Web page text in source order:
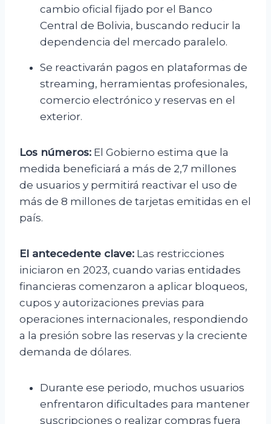
cambio oficial fijado por el Banco
Central de Bolivia, buscando reducir la
dependencia del mercado paralelo.
Se reactivarán pagos en plataformas de
streaming, herramientas profesionales,
comercio electrónico y reservas en el
exterior.
Los números: El Gobierno estima que la
medida beneficiará a más de 2,7 millones
de usuarios y permitirá reactivar el uso de
más de 8 millones de tarjetas emitidas en el
país.
El antecedente clave: Las restricciones
iniciaron en 2023, cuando varias entidades
financieras comenzaron a aplicar bloqueos,
cupos y autorizaciones previas para
operaciones internacionales, respondiendo
a la presión sobre las reservas y la creciente
demanda de dólares.
Durante ese periodo, muchos usuarios
enfrentaron dificultades para mantener
suscripciones o realizar compras fuera